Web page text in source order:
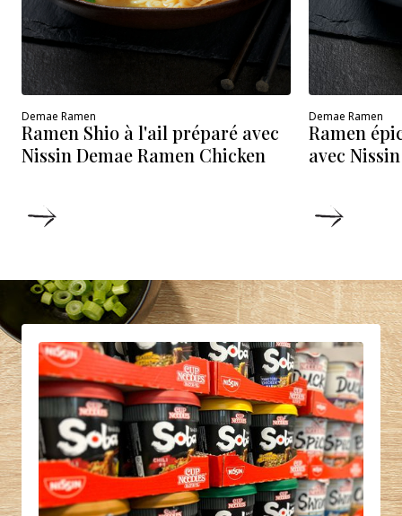
Demae Ramen
Ramen Shio à l'ail préparé avec
Nissin Demae Ramen Chicken
Demae Ramen
Ramen
avec